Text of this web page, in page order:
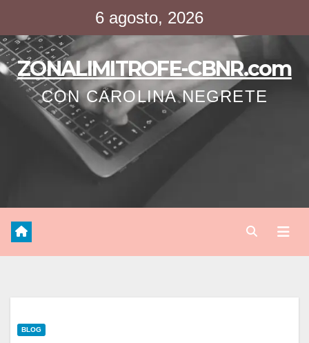
contenido
6 agosto, 2026
ZONALIMITROFE-CBNR.com
CON CAROLINA NEGRETE
BLOG